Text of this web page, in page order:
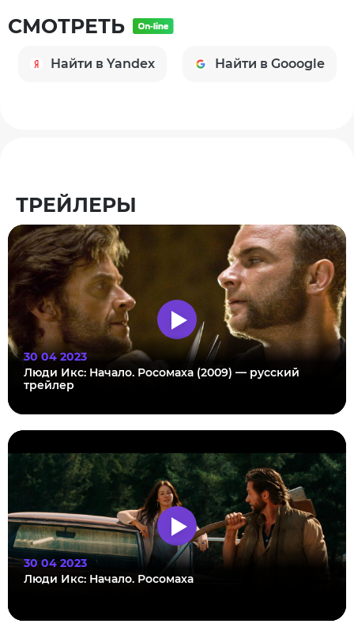
СМОТРЕТЬ
Найти в Yandex Найти в Gooogle
ТРЕЙЛЕРЫ
30 04 2023
Люди Икс: Начало. Росомаха (2009) — русский
трейлер
30 04 2023
Люди Икс: Начало. Росомаха